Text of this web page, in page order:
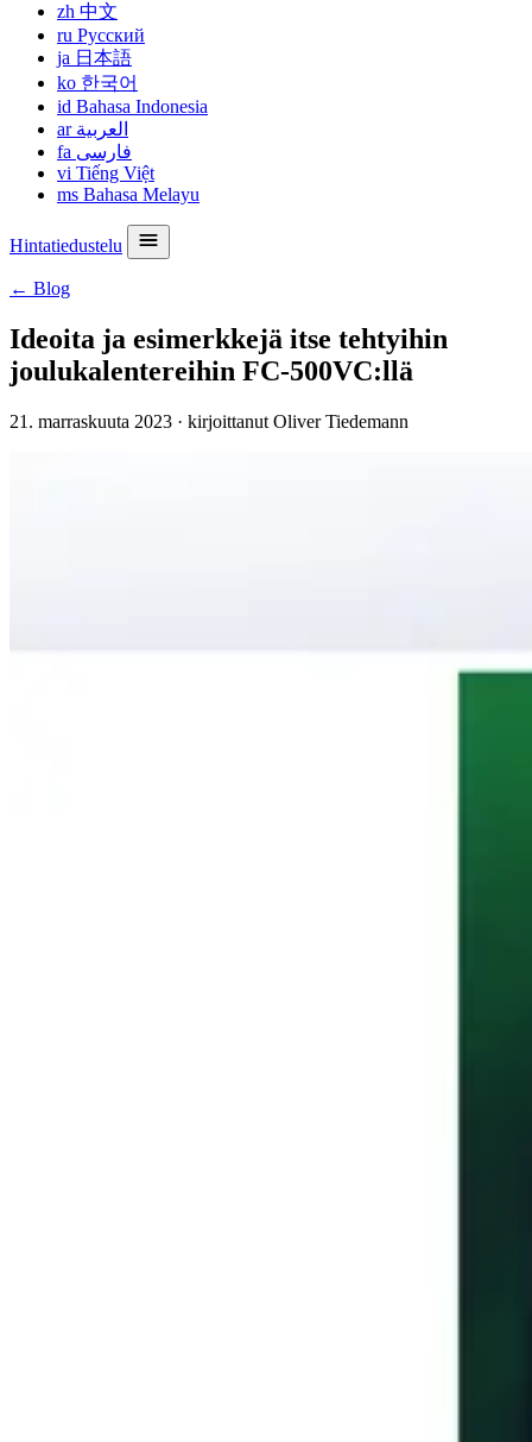
zh 中文
ru Русский
ja 日本語
ko 한국어
id Bahasa Indonesia
ar العربية
fa فارسی
vi Tiếng Việt
ms Bahasa Melayu
Hintatiedustelu
← Blog
Ideoita ja esimerkkejä itse tehtyihin
joulukalentereihin FC-500VC:llä
21. marraskuuta 2023 · kirjoittanut Oliver Tiedemann